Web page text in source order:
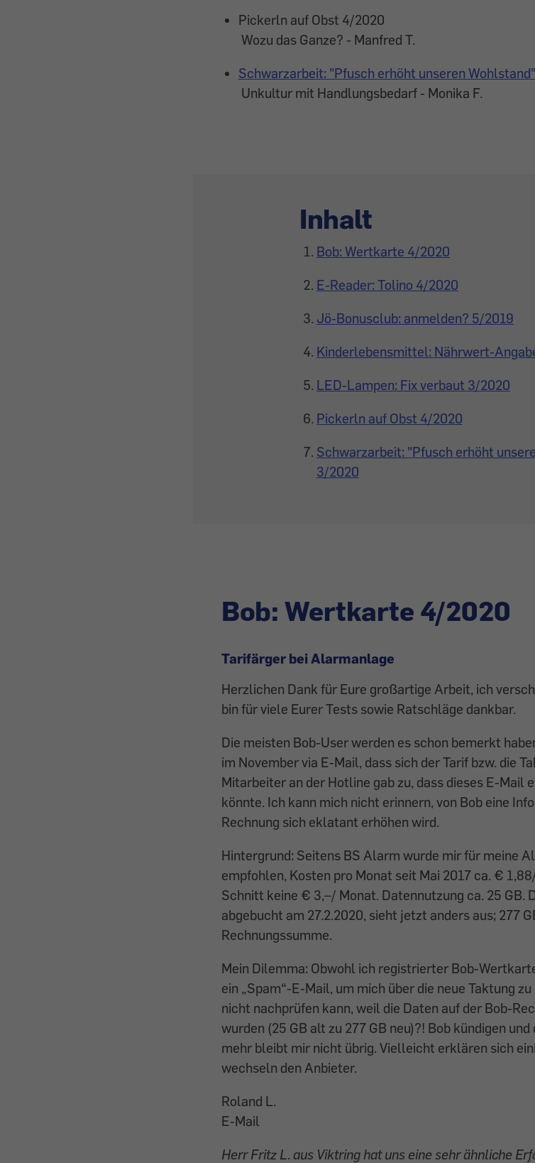
Pickerln auf Obst 4/2020
Wozu das Ganze? - Manfred T.
Schwarzarbeit: "Pfusch erhöht unseren
Unkultur mit Handlungsbedarf - Monika F.
Inhalt
Bob: Wertkarte 4/2020
E-Reader: Tolino 4/2020
Jö-Bonusclub: anmelden? 5/2019
Kinderlebensmittel: Nährwert-
LED-Lampen: Fix verbaut 3/2020
Pickerln auf Obst 4/2020
Schwarzarbeit: "Pfusch erhöht
3/2020
Bob: Wertkarte 4/2020
Tarifärger bei Alarmanlage
Herzlichen Dank für Eure großartige Arbeit, ich
bin für viele Eurer Tests sowie Ratschläge dankbar.
Die meisten Bob-User werden es schon bemerkt
im November via E-Mail, dass sich der Tarif bzw. die
Mitarbeiter an der Hotline gab zu, dass dieses E-Mail
könnte. Ich kann mich nicht erinnern, von Bob eine
Rechnung sich eklatant erhöhen wird.
Hintergrund: Seitens BS Alarm wurde mir für meine
empfohlen, Kosten pro Monat seit Mai 2017 ca. €
Schnitt keine € 3,–/ Monat. Datennutzung ca. 25 GB.
abgebucht am 27.2.2020, sieht jetzt anders aus; 277
Rechnungssumme.
Mein Dilemma: Obwohl ich registrierter Bob-
ein „Spam“-E-Mail, um mich über die neue Taktung
nicht nachprüfen kann, weil die Daten auf der Bob-
wurden (25 GB alt zu 277 GB neu)?! Bob kündigen
mehr bleibt mir nicht übrig. Vielleicht erklären sich
wechseln den Anbieter.
Roland L.
E-Mail
Herr Fritz L. aus Viktring hat uns eine sehr ähnliche